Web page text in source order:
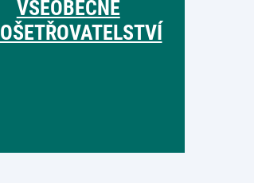
VŠEOBECNÉ
OŠETŘOVATELSTVÍ